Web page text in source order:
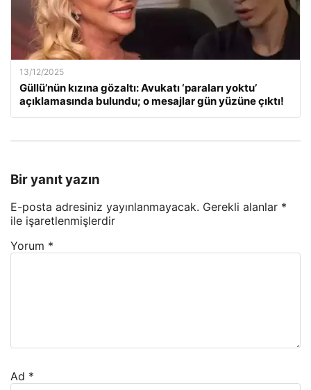
13/12/2025
Güllü’nün kızına gözaltı: Avukatı ‘paraları yoktu’
açıklamasında bulundu; o mesajlar gün yüzüne çıktı!
Bir yanıt yazın
E-posta adresiniz yayınlanmayacak. Gerekli alanlar *
ile işaretlenmişlerdir
Yorum *
Ad *